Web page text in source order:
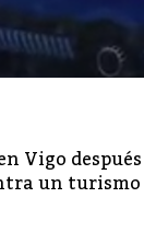
Vigo
un turismo